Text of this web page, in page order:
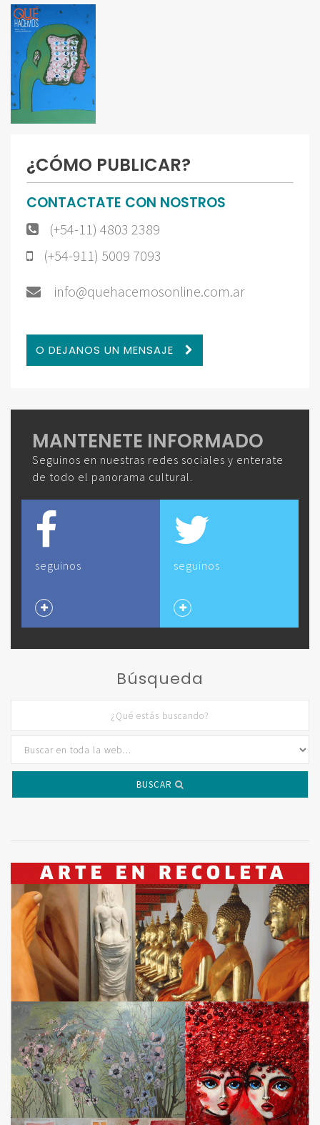
¿CÓMO PUBLICAR?
CONTACTATE CON NOSTROS
(+54-11) 4803 2389
(+54-911) 5009 7093
info@quehacemosonline.com.ar
O DEJANOS UN MENSAJE
MANTENETE INFORMADO
Seguinos en nuestras redes sociales y enterate
de todo el panorama cultural.
seguinos seguinos
Búsqueda
BUSCAR